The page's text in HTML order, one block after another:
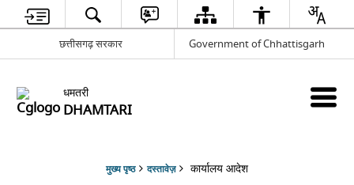
छत्तीसगढ़ सरकार Government of Chhattisgarh
धमतरी
DHAMTARI
मुख्य पृष्ठ दस्तावेज़ कार्यालय आदेश